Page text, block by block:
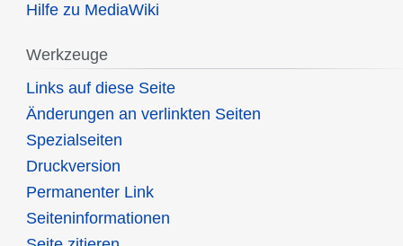
Hilfe zu MediaWiki
Werkzeuge
Links auf diese Seite
Änderungen an verlinkten Seiten
Spezialseiten
Druckversion
Permanenter Link
Seiten­informationen